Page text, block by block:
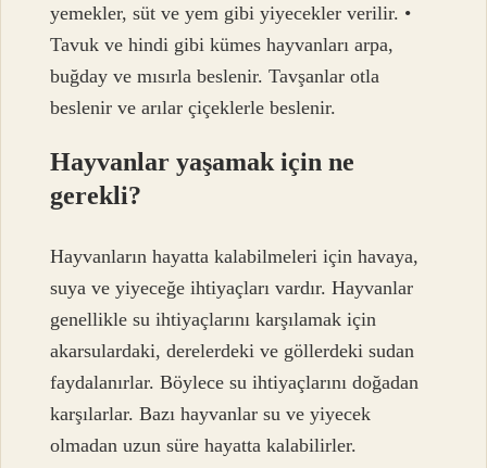
yemekler, süt ve yem gibi yiyecekler verilir. •
Tavuk ve hindi gibi kümes hayvanları arpa,
buğday ve mısırla beslenir. Tavşanlar otla
beslenir ve arılar çiçeklerle beslenir.
Hayvanlar yaşamak için ne
gerekli?
Hayvanların hayatta kalabilmeleri için havaya,
suya ve yiyeceğe ihtiyaçları vardır. Hayvanlar
genellikle su ihtiyaçlarını karşılamak için
akarsulardaki, derelerdeki ve göllerdeki sudan
faydalanırlar. Böylece su ihtiyaçlarını doğadan
karşılarlar. Bazı hayvanlar su ve yiyecek
olmadan uzun süre hayatta kalabilirler.